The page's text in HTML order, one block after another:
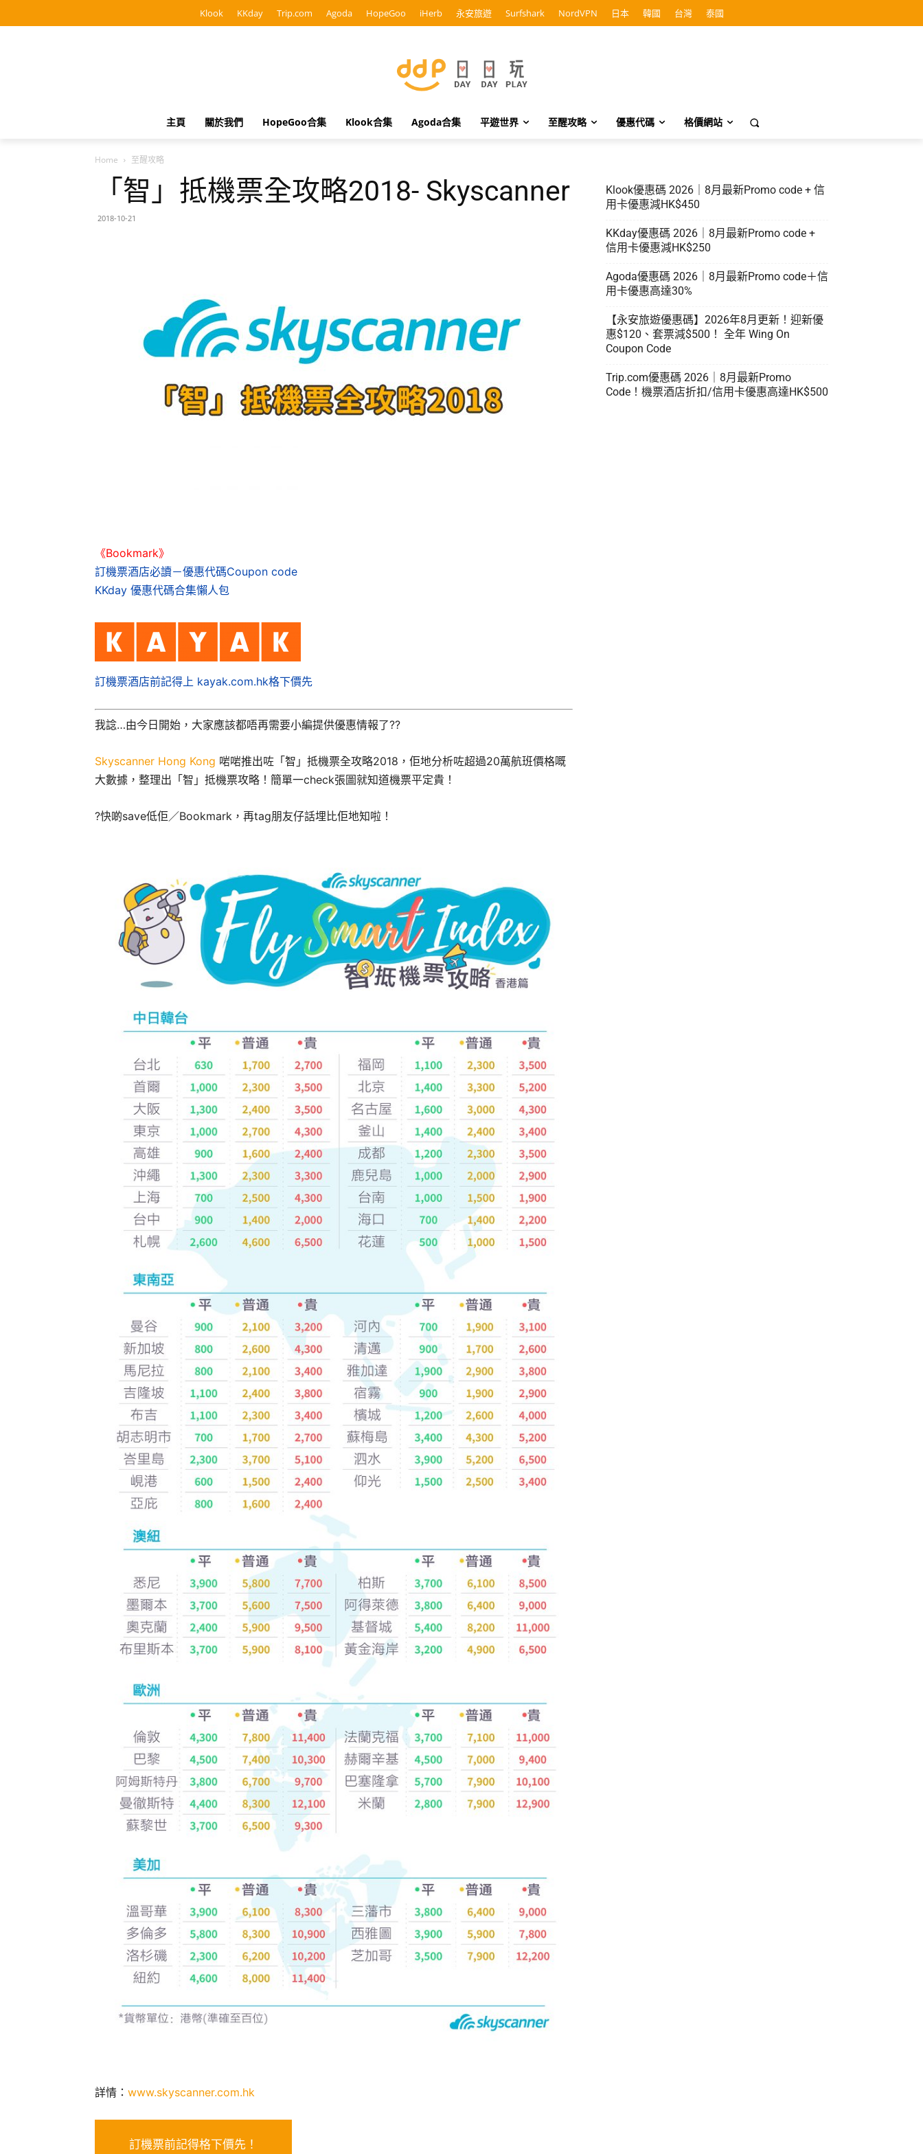
Klook KKday Trip.com Agoda HopeGoo iHerb 永安旅遊 Surfshark NordVPN 日本 韓國 台灣 泰國
主頁 關於我們 HopeGoo合集 Klook合集 Agoda合集 平遊世界 至醒攻略 優惠代碼 格價網站
Home 至醒攻略
「智」抵機票全攻略2018- Skyscanner
2018-10-21
《Bookmark》
訂機票酒店必讀－優惠代碼Coupon code
KKday 優惠代碼合集懶人包
訂機票酒店前記得上 kayak.com.hk格下價先
我諗…由今日開始，大家應該都唔再需要小編提供優惠情報了??
Skyscanner Hong Kong 啱啱推出咗「智」抵機票全攻略2018，佢地分析咗超過20萬航班價格嘅
大數據，整理出「智」抵機票攻略！簡單一check張圖就知道機票平定貴！
?快啲save低佢／Bookmark，再tag朋友仔話埋比佢地知啦！
詳情： www.skyscanner.com.hk
訂機票前記得格下價先！
Klook優惠碼 2026｜8月最新Promo code + 信
用卡優惠減HK$450
KKday優惠碼 2026｜8月最新Promo code +
信用卡優惠減HK$250
Agoda優惠碼 2026｜8月最新Promo code＋信
用卡優惠高達30%
【永安旅遊優惠碼】2026年8月更新！迎新優
惠$120、套票減$500！ 全年 Wing On
Coupon Code
Trip.com優惠碼 2026｜8月最新Promo
Code！機票酒店折扣/信用卡優惠高達HK$500